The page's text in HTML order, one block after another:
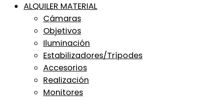
ALQUILER MATERIAL
Cámaras
Objetivos
Iluminación
Estabilizadores/Trípodes
Accesorios
Realización
Monitores